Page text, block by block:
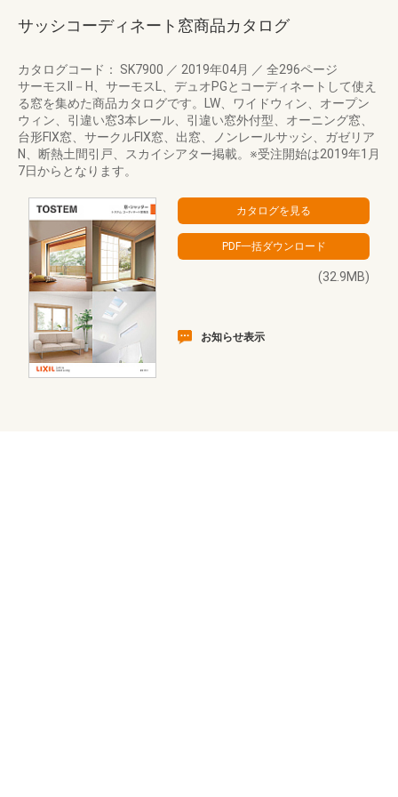
サッシコーディネート窓商品カタログ
カタログコード： SK7900 ／ 2019年04月 ／ 全296ページ
サーモスII－H、サーモスL、デュオPGとコーディネートして使え
る窓を集めた商品カタログです。LW、ワイドウィン、オープン
ウィン、引違い窓3本レール、引違い窓外付型、オーニング窓、
台形FIX窓、サークルFIX窓、出窓、ノンレールサッシ、ガゼリア
N、断熱土間引戸、スカイシアター掲載。※受注開始は2019年1月
7日からとなります。
(32.9MB)
お知らせ表示